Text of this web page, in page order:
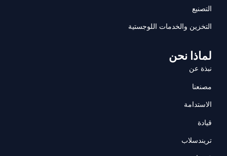
التصنيع
التخزين والخدمات اللوجستية
لماذا نحن
نبذة عن
مصنعنا
الاستدامة
قيادة
تريندسلاب